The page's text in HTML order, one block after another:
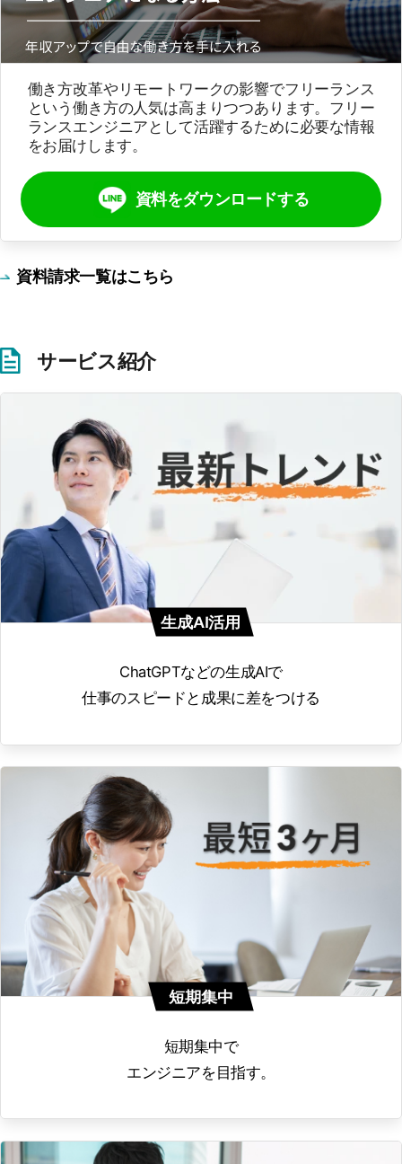
働き方改革やリモートワークの影響でフリーランス
という働き方の人気は高まりつつあります。フリー
ランスエンジニアとして活躍するために必要な情報
をお届けします。
資料をダウンロードする
資料請求一覧はこちら
サービス紹介
生成AI活用
ChatGPTなどの生成AIで
仕事のスピードと成果に差をつける
短期集中
短期集中で
エンジニアを目指す。